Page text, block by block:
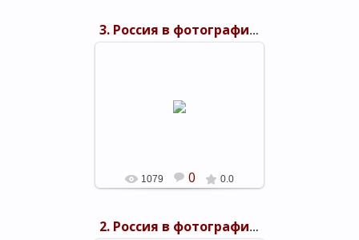
3. Россия в фотографиях Прокудина-Горского
1079 0 0.0
2. Россия в фотографиях Прокудина-Горского